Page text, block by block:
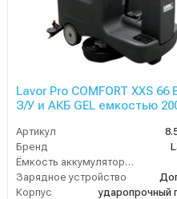
Lavor Pro COMFORT XXS 66
З/У и АКБ GEL емкостью
Артикул
Бренд
Ёмкость аккумулятора (Ач)
Зарядное устройство
Корпус
ударопрочный